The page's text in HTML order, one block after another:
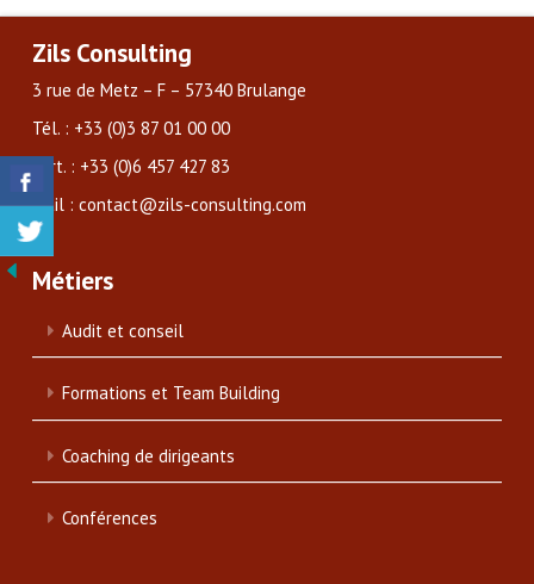
Zils Consulting
3 rue de Metz – F – 57340 Brulange
Tél. : +33 (0)3 87 01 00 00
Port. : +33 (0)6 457 427 83
Mail : contact@zils-consulting.com
Métiers
Audit et conseil
Formations et Team Building
Coaching de dirigeants
Conférences